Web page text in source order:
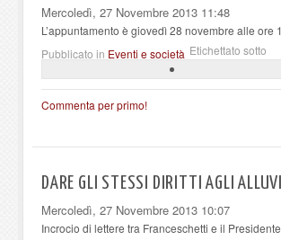
Mercoledì, 27 Novembre 2013 11:48
L’appuntamento è giovedì 28 novembre alle
Pubblicato in Eventi e società Etichettato sotto
Commenta per primo!
DARE GLI STESSI DIRITTI AGLI
Mercoledì, 27 Novembre 2013 10:07
Incrocio di lettere tra Franceschetti e il